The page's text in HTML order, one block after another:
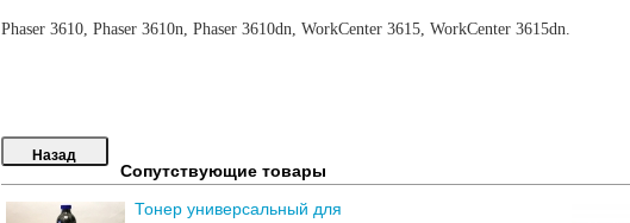
Phaser 3610, Phaser 3610n, Phaser 3610dn, WorkCenter 3615, WorkCenter 3615dn.
Сопутствующие товары
Тонер универсальный для